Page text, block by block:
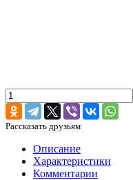
Рассказать друзьям
Описание
Характеристики
Комментарии